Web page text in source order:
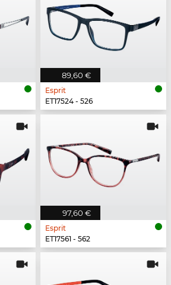
89,60 €
Esprit
ET17524 - 526
97,60 €
Esprit
ET17561 - 562